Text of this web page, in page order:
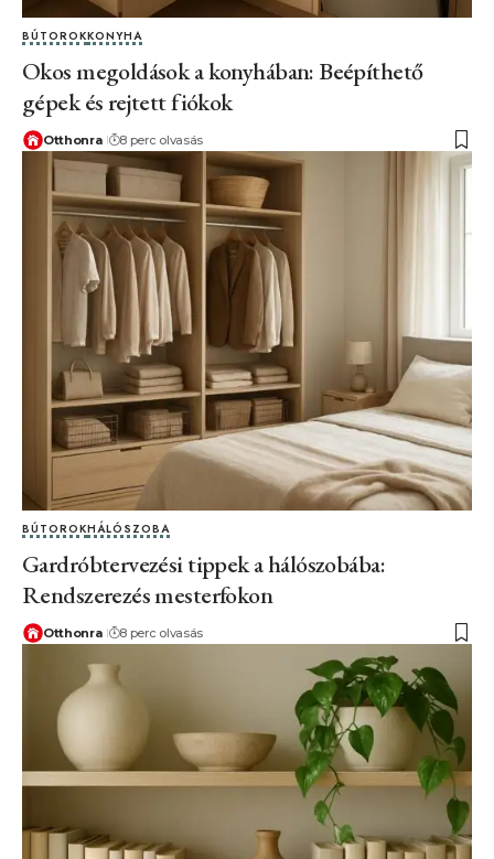
BÚTOROKKONYHA
Okos megoldások a konyhában: Beépíthető
gépek és rejtett fiókok
Otthonra 8 perc olvasás
BÚTOROKHÁLÓSZOBA
Gardróbtervezési tippek a hálószobába:
Rendszerezés mesterfokon
Otthonra 8 perc olvasás